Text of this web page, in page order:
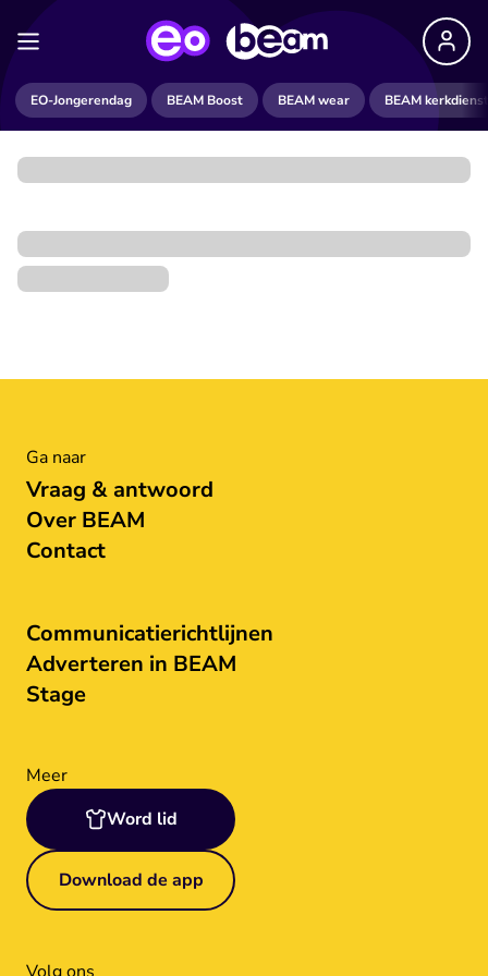
EO-Jongerendag BEAM Boost BEAM wear BEAM kerkdienst
Ga naar
Vraag & antwoord
Over BEAM
Contact
Communicatierichtlijnen
Adverteren in BEAM
Stage
Meer
Word lid
Download de app